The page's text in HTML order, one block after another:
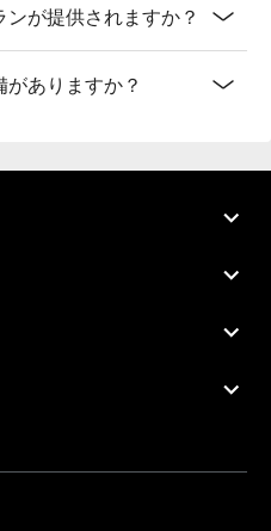
が提供されますか？
ありますか？